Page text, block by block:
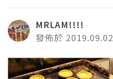
MRLAM!!!!
發佈於 2019.09.02